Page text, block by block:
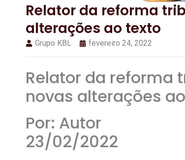
Relator da reforma
alterações ao texto
Grupo KBL fevereiro 24, 2022
Relator da reforma
novas alterações
Por: Autor
23/02/2022